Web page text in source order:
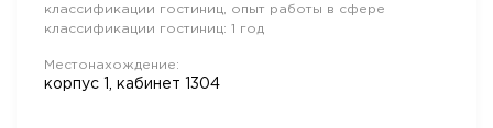
классификации гостиниц, опыт работы в сфере
классификации гостиниц: 1 год
Местонахождение:
корпус 1, кабинет 1304